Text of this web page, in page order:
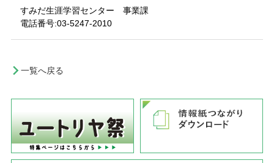
すみだ生涯学習センター 事業課
電話番号:03-5247-2010
一覧へ戻る